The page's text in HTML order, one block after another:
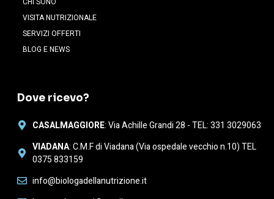
VISITA NUTRIZIONALE
SERVIZI OFFERTI
BLOG E NEWS
Dove ricevo?
CASALMAGGIORE: Via Achille Grandi 28 - TEL: 331 3029063
VIADANA: C.M.F di Viadana (Via ospedale vecchio n.10) TEL
0375 833159
info@biologadellanutrizione.it